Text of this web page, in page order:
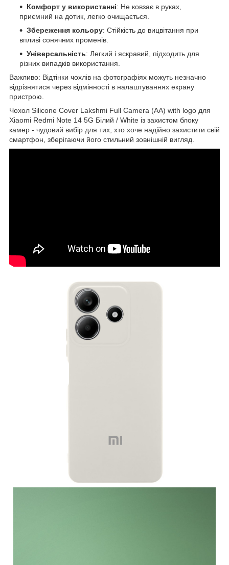
Комфорт у використанні: Не ковзає в руках,
приємний на дотик, легко очищається.
Збереження кольору: Стійкість до вицвітання при
впливі сонячних променів.
Універсальність: Легкий і яскравий, підходить для
різних випадків використання.
Важливо: Відтінки чохлів на фотографіях можуть незначно
відрізнятися через відмінності в налаштуваннях екрану
пристрою.
Чохол Silicone Cover Lakshmi Full Camera (AA) with logo для
Xiaomi Redmi Note 14 5G Білий / White із захистом блоку
камер - чудовий вибір для тих, хто хоче надійно захистити свій
смартфон, зберігаючи його стильний зовнішній вигляд.